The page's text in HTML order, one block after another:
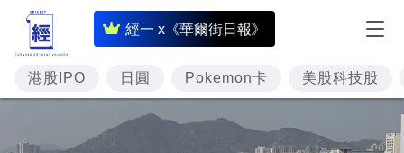
經一 x《華爾街日報》
即
時
財
經
專
港股IPO 日圓 Pokemon卡 美股科技股